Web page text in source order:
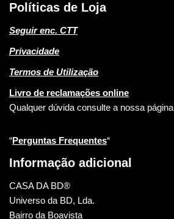
Políticas de Loja
Seguir enc. CTT
Privacidade
Termos de Utilização
Livro de reclamações online
Qualquer dúvida consulte a nossa página
“Perguntas Frequentes“
Informação adicional
CASA DA BD®
Universo da BD, Lda.
Bairro da Boavista